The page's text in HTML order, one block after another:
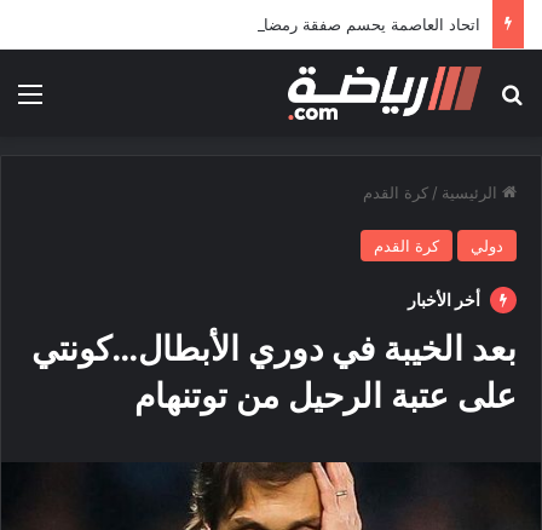
اتحاد العاصمة يحسم صفقة رمضاوي ويضمه لثلاثة مواسم
بحث عن
الرئيسية / كرة القدم
دولي كرة القدم
أخر الأخبار
بعد الخيبة في دوري الأبطال…كونتي
على عتبة الرحيل من توتنهام